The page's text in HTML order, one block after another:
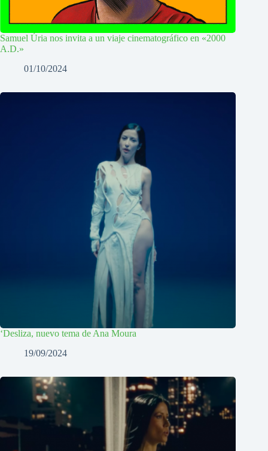
Samuel Úria nos invita a un viaje cinematográfico en «2000
A.D.»
01/10/2024
‘Desliza, nuevo tema de Ana Moura
19/09/2024